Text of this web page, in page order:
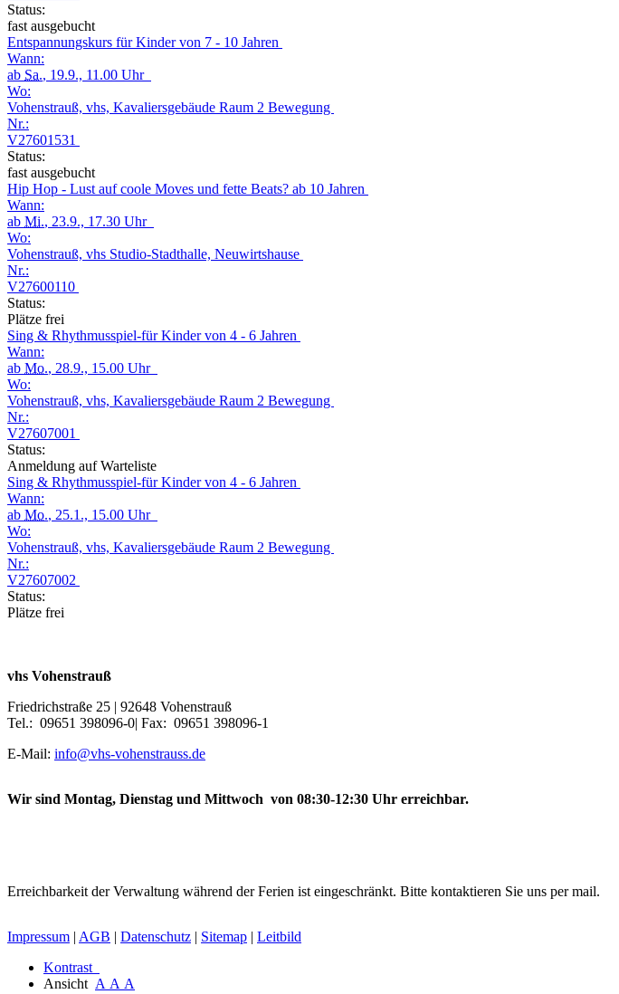
Status:
fast ausgebucht
Entspannungskurs für Kinder von 7 - 10 Jahren
Wann:
ab Sa., 19.9., 11.00 Uhr
Wo:
Vohenstrauß, vhs, Kavaliersgebäude Raum 2 Bewegung
Nr.:
V27601531
Status:
fast ausgebucht
Hip Hop - Lust auf coole Moves und fette Beats? ab 10 Jahren
Wann:
ab Mi., 23.9., 17.30 Uhr
Wo:
Vohenstrauß, vhs Studio-Stadthalle, Neuwirtshause
Nr.:
V27600110
Status:
Plätze frei
Sing & Rhythmusspiel-für Kinder von 4 - 6 Jahren
Wann:
ab Mo., 28.9., 15.00 Uhr
Wo:
Vohenstrauß, vhs, Kavaliersgebäude Raum 2 Bewegung
Nr.:
V27607001
Status:
Anmeldung auf Warteliste
Sing & Rhythmusspiel-für Kinder von 4 - 6 Jahren
Wann:
ab Mo., 25.1., 15.00 Uhr
Wo:
Vohenstrauß, vhs, Kavaliersgebäude Raum 2 Bewegung
Nr.:
V27607002
Status:
Plätze frei
vhs Vohenstrauß
Friedrichstraße 25 | 92648 Vohenstrauß
Tel.: 09651 398096-0| Fax: 09651 398096-1
E-Mail: info@vhs-vohenstrauss.de
Wir sind Montag, Dienstag und Mittwoch von 08:30-12:30 Uhr erreichbar.
Erreichbarkeit der Verwaltung während der Ferien ist eingeschränkt. Bitte kontaktieren Sie uns per mail.
Impressum | AGB | Datenschutz | Sitemap | Leitbild
Kontrast
Ansicht A A A